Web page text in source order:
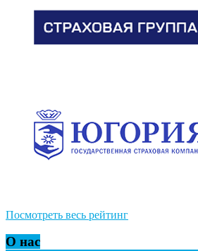
Посмотреть весь рейтинг
О нас